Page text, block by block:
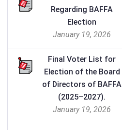
Regarding BAFFA
Election
January 19, 2026
Final Voter List for
Election of the Board
of Directors of BAFFA
(2025–2027).
January 19, 2026